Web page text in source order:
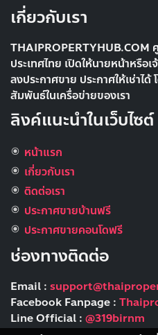
เกี่ยวกับเรา
THAIPROPERTYHUB.COM
ประเทศไทย เปิดให้นายหน้าหรื
ลงประกาศขาย ประกาศให้เช่าได้
สัมพันธ์ในเครื่อข่ายของเรา
ลิงค์แนะนำในเว็บไซต์
หน้าแรก
เกี่ยวกับเรา
ติดต่อเรา
ประกาศขายบ้านฟรี
ประกาศขายคอนโดฟรี
ช่องทางติดต่อ
Email :
Facebook Fanpage :
Line Official : @319birnm